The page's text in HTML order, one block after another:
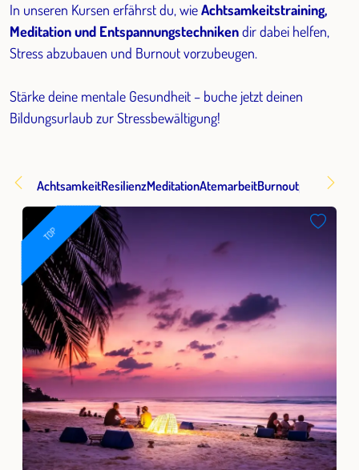
In unseren Kursen erfährst du, wieAchtsamkeitstraining,
Meditation und Entspannungstechnikendir dabei helfen,
Stress abzubauen und Burnout vorzubeugen.
Stärke deine mentale Gesundheit – buche jetzt deinen
Bildungsurlaub zur Stressbewältigung!
AchtsamkeitResilienzMeditationAtemarbeitBurnoutprophylaxe
TOP